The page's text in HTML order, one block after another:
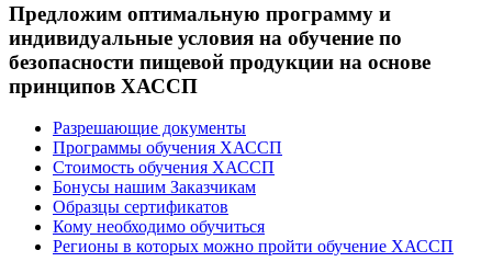
Предложим оптимальную программу и
индивидуальные условия на обучение по
безопасности пищевой продукции на основе
принципов ХАССП
Разрешающие документы
Программы обучения ХАССП
Стоимость обучения ХАССП
Бонусы нашим Заказчикам
Образцы сертификатов
Кому необходимо обучиться
Регионы в которых можно пройти обучение ХАССП